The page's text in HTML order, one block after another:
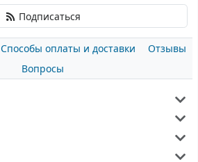
Подписаться
Способы оплаты и доставки
Отзывы
Вопросы